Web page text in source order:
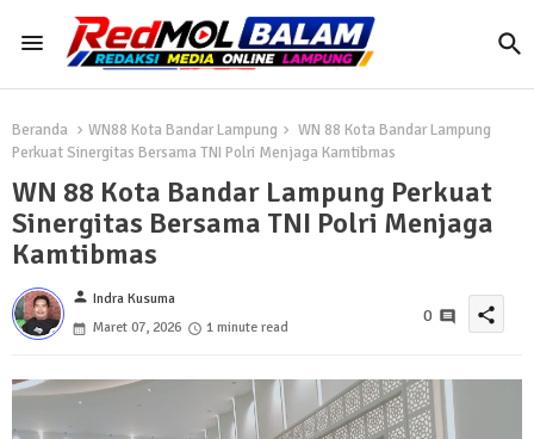
Beranda WN88 Kota Bandar Lampung
WN 88 Kota Bandar Lampung
Perkuat Sinergitas Bersama TNI Polri Menjaga Kamtibmas
WN 88 Kota Bandar Lampung Perkuat
Sinergitas Bersama TNI Polri Menjaga
Kamtibmas
person Indra Kusuma
Maret 07, 2026
1 minute read
0 share